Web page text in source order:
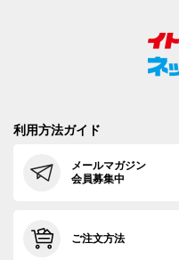
利用方法ガイド
メールマガジン
会員募集中
ご注文方法